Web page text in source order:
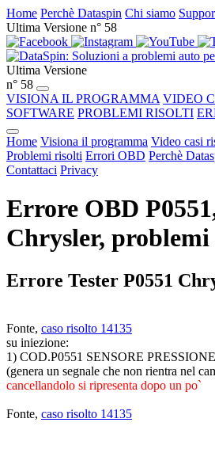
Home Perchè Dataspin Chi siamo
Ultima Versione n° 58
Ultima Versione
n° 58
VISIONA IL PROGRAMMA VIDEO
SOFTWARE PROBLEMI RISOLTI
Home Visiona il programma Video casi
Problemi risolti Errori OBD Perchè
Contattaci Privacy
Errore OBD
Chrysler, problemi
Errore Tester P0551
Fonte, caso risolto 14135
su iniezione:
1) COD.P0551 SENSORE
(genera un segnale che non rientra nel
cancellandolo si ripresenta dopo un po`
Fonte, caso risolto 14135